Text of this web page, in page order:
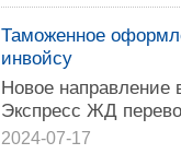
Таможенное
инвойсу
Новое направление
Экспресс ЖД
2024-07-17